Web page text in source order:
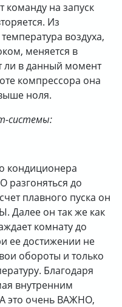
на запуск
Из
воздуха,
меняется в
ли в данный момент
компрессора она
ноля.
системы:
кондиционера
разгоняться до
плавного пуска он
Далее он так же как
комнату до
ее достижении не
обороты и только
Благодаря
внутренним
это очень ВАЖНО,